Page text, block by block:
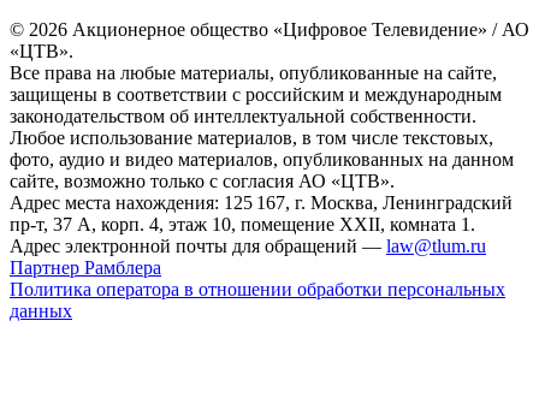
© 2026 Акционерное общество «Цифровое Телевидение» / АО
«ЦТВ».
Все права на любые материалы, опубликованные на сайте,
защищены в соответствии с российским и международным
законодательством об интеллектуальной собственности.
Любое использование материалов, в том числе текстовых,
фото, аудио и видео материалов, опубликованных на данном
сайте, возможно только с согласия АО «ЦТВ».
Адрес места нахождения: 125 167, г. Москва, Ленинградский
пр-т, 37 А, корп. 4, этаж 10, помещение XXII, комната 1.
Адрес электронной почты для обращений — law@tlum.ru
Партнер Рамблера
Политика оператора в отношении обработки персональных
данных